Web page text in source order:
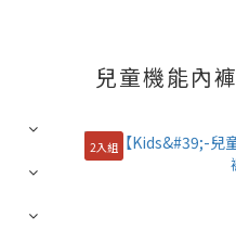
兒童機能內褲
2入組